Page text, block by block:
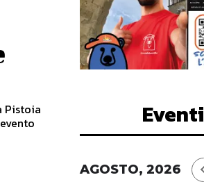
Pistoia
Eventi
AGOSTO, 2026